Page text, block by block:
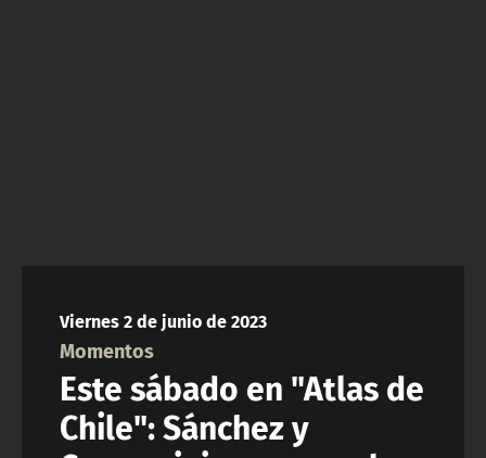
Viernes 2 de junio de 2023
Momentos
Este sábado en "Atlas de
Chile": Sánchez y